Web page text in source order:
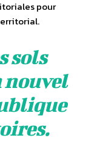
pour
sols
nouvel